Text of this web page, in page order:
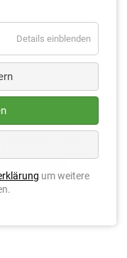
der Stirnseite beträgt hier
Die Netze können je nach
BIMBI 3M
BIMBI 6,10 M
6,10 M
Details einblenden
um weitere